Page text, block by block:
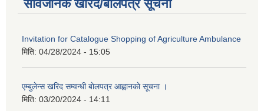
सार्वजनिक खरिद/बोलपत्र सूचना
Invitation for Catalogue Shopping of Agriculture Ambulance
मिति: 04/28/2024 - 15:05
एम्बुलेन्स खरिद सम्वन्धी बाेलपत्र आह्वानकाे सूचना ।
मिति: 03/20/2024 - 14:11